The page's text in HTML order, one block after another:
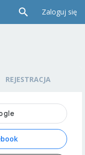
Zaloguj się
REJESTRACJA